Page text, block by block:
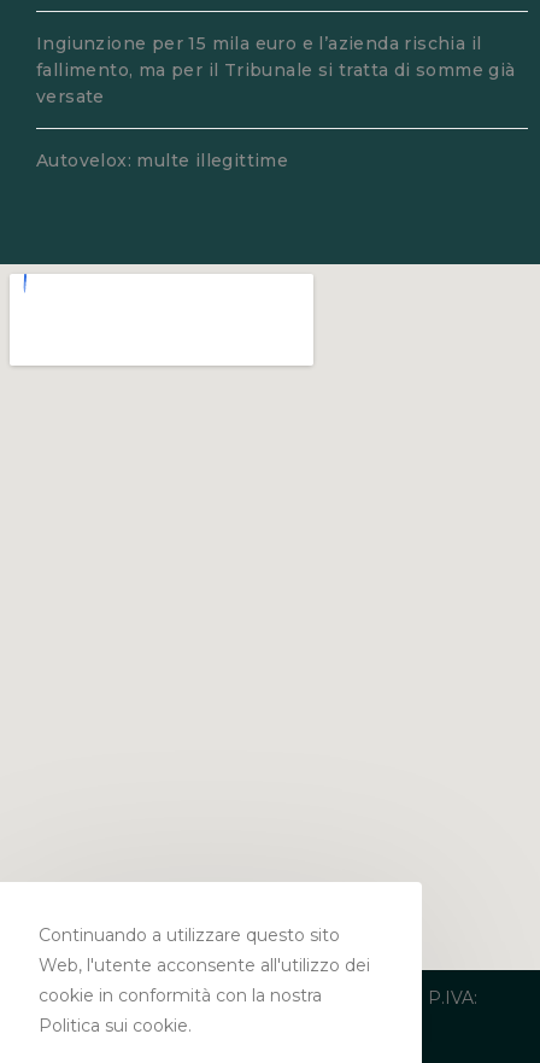
Ingiunzione per 15 mila euro e l’azienda rischia il
fallimento, ma per il Tribunale si tratta di somme già
versate
Autovelox: multe illegittime
Copyright 2019 – Studio Legale Matranga | P.IVA:
03847020751 |
Continuando a utilizzare questo sito
Web, l'utente acconsente all'utilizzo dei
cookie in conformità con la nostra
Politica sui cookie.